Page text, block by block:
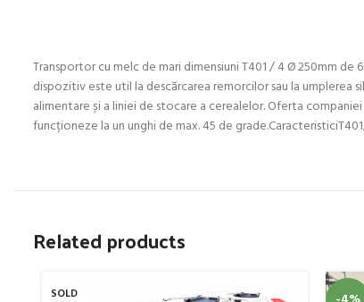
Transportor cu melc de mari dimensiuni T401 / 4 Ø 250mm
dispozitiv este util la descărcarea remorcilor sau la
alimentare și a liniei de stocare a cerealelor. Oferta
funcționeze la un unghi de max. 45 de
Related products
SOLD